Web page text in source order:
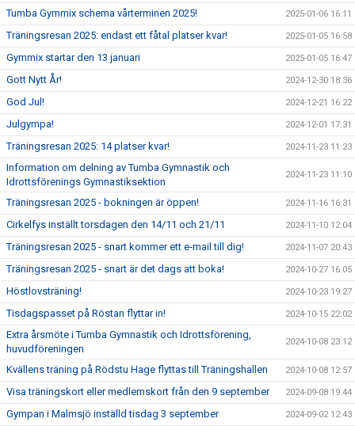
Tumba Gymmix schema vårterminen 2025! 2025-01-06 16:11
Träningsresan 2025: endast ett fåtal platser kvar! 2025-01-05 16:58
Gymmix startar den 13 januari 2025-01-05 16:47
Gott Nytt År! 2024-12-30 18:36
God Jul! 2024-12-21 16:22
Julgympa! 2024-12-01 17:31
Träningsresan 2025: 14 platser kvar! 2024-11-23 11:23
Information om delning av Tumba Gymnastik och
Idrottsförenings Gymnastiksektion
2024-11-23 11:10
Träningsresan 2025 - bokningen är öppen! 2024-11-16 16:31
Cirkelfys inställt torsdagen den 14/11 och 21/11 2024-11-10 12:04
Träningsresan 2025 - snart kommer ett e-mail till dig! 2024-11-07 20:43
Träningsresan 2025 - snart är det dags att boka! 2024-10-27 16:05
Höstlovsträning! 2024-10-23 19:27
Tisdagspasset på Röstan flyttar in! 2024-10-15 22:02
Extra årsmöte i Tumba Gymnastik och Idrottsförening,
huvudföreningen
2024-10-08 23:12
Kvällens träning på Rödstu Hage flyttas till Träningshallen 2024-10-08 12:57
Visa träningskort eller medlemskort från den 9 september 2024-09-08 19:44
Gympan i Malmsjö inställd tisdag 3 september 2024-09-02 12:43